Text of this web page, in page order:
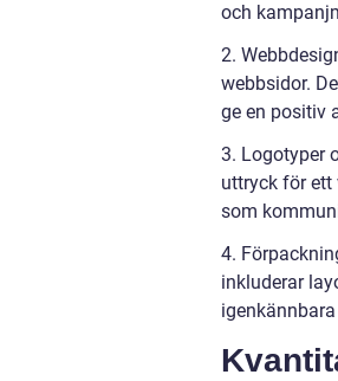
och
2.
webbsidor.
ge en positiv
3. Logotyper
uttryck för ett
som
4.
inkluderar